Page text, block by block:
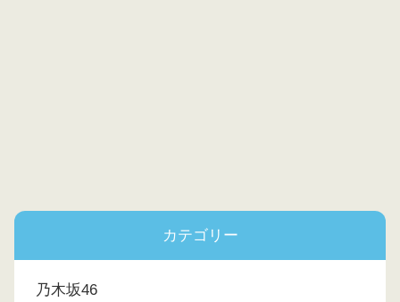
カテゴリー
乃木坂46